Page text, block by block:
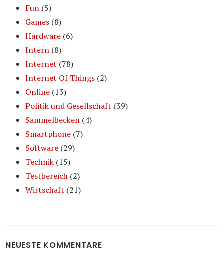
Fun (5)
Games (8)
Hardware (6)
Intern (8)
Internet (78)
Internet Of Things (2)
Online (13)
Politik und Gesellschaft (39)
Sammelbecken (4)
Smartphone (7)
Software (29)
Technik (15)
Testbereich (2)
Wirtschaft (21)
NEUESTE KOMMENTARE